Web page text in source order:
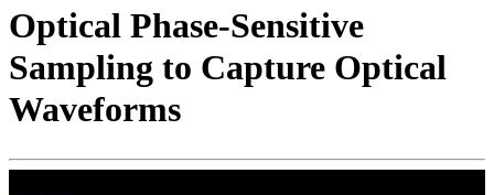
Soutien
Services
Acheter
Ressources
Contactez-
S'enregistrer
Se
Optical Phase-Sensitive
Sampling to Capture Optical
Waveforms